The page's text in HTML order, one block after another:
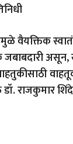
वैयक्तिक
जबाबदारी
डॉ. राजकुमार